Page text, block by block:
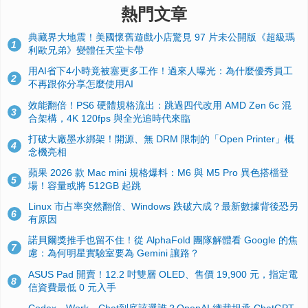
熱門文章
1
典藏界大地震！美國懷舊遊戲小店驚見 97 片未公開版《超級瑪
利歐兄弟》變體任天堂卡帶
2
用AI省下4小時竟被塞更多工作！過來人曝光：為什麼優秀員工
不再跟你分享怎麼使用AI
3
效能翻倍！PS6 硬體規格流出：跳過四代改用 AMD Zen 6c 混
合架構，4K 120fps 與全光追時代來臨
4
打破大廠墨水綁架！開源、無 DRM 限制的「Open Printer」概
念機亮相
5
蘋果 2026 款 Mac mini 規格爆料：M6 與 M5 Pro 異色搭檔登
場！容量或將 512GB 起跳
6
Linux 市占率突然翻倍、Windows 跌破六成？最新數據背後恐另
有原因
7
諾貝爾獎推手也留不住！從 AlphaFold 團隊解體看 Google 的焦
慮：為何明星實驗室要為 Gemini 讓路？
8
ASUS Pad 開賣！12.2 吋雙層 OLED、售價 19,900 元，指定電
信資費最低 0 元入手